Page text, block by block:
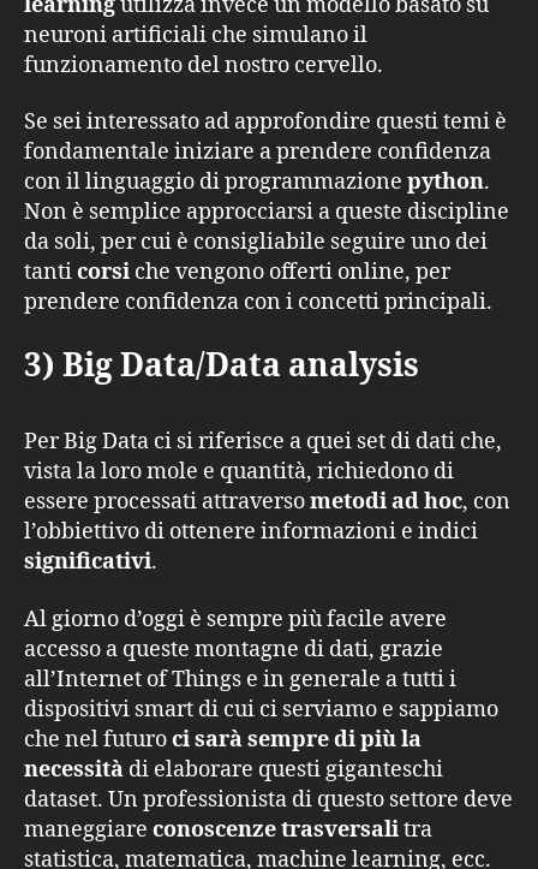
neuroni artificiali che simulano il
funzionamento del nostro cervello.
Se sei interessato ad approfondire questi temi è
fondamentale iniziare a prendere confidenza
con il linguaggio di programmazione python.
Non è semplice approcciarsi a queste discipline
da soli, per cui è consigliabile seguire uno dei
tanticorsi che vengono offerti online, per
prendere confidenza con i concetti principali.
3) Big Data/Data analysis
Per Big Data ci si riferisce a quei set di dati che,
vista la loro mole e quantità, richiedono di
essere processati attraversometodi ad hoc, con
l’obbiettivo di ottenere informazioni e indici
significativi.
Al giorno d’oggi è sempre più facile avere
accesso a queste montagne di dati, grazie
all’Internet of Things e in generale a tutti i
dispositivi smart di cui ci serviamo e sappiamo
che nel futuroci sarà sempre di più la
necessità di elaborare questi giganteschi
dataset. Un professionista di questo settore deve
maneggiare conoscenze trasversalitra
statistica, matematica, machine learning, ecc.